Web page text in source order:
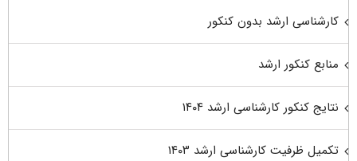
کارشناسی ارشد بدون کنکور
منابع کنکور ارشد
نتایج کنکور کارشناسی ارشد ۱۴۰۴
تکمیل ظرفیت کارشناسی ارشد ۱۴۰۳